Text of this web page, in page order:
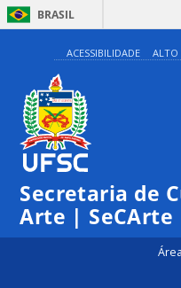
BRASIL
ACESSIBILIDADE ALTO
Secretaria de
Arte | SeCArte
0:00
1:00